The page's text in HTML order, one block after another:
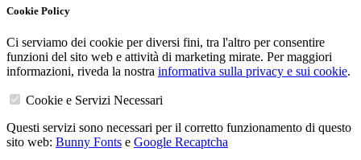
Cookie Policy
Ci serviamo dei cookie per diversi fini, tra l'altro per consentire
funzioni del sito web e attività di marketing mirate. Per maggiori
informazioni, riveda la nostra informativa sulla privacy e sui cookie.
Cookie e Servizi Necessari
Questi servizi sono necessari per il corretto funzionamento di questo
sito web: Bunny Fonts e Google Recaptcha